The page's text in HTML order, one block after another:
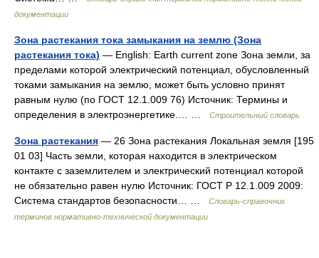
документации
Зона растекания тока замыкания на землю (Зона
растекания тока) — English: Earth current zone Зона земли, за
пределами которой электрический потенциал, обусловленный
токами замыкания на землю, может быть условно принят
равным нулю (по ГОСТ 12.1.009 76) Источник: Термины и
определения в электроэнергетике.… …
Строительный словарь
Зона растекания — 26 Зона растекания Локальная земля [195
01 03] Часть земли, которая находится в электрическом
контакте с заземлителем и электрический потенциал которой
не обязательно равен нулю Источник: ГОСТ Р 12.1.009 2009:
Система стандартов безопасности… …
Словарь-справочник
терминов нормативно-технической документации